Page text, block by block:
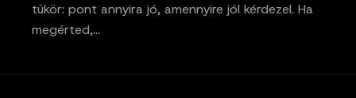
tükör: pont annyira jó, amennyire jól kérdezel. Ha
megérted,…